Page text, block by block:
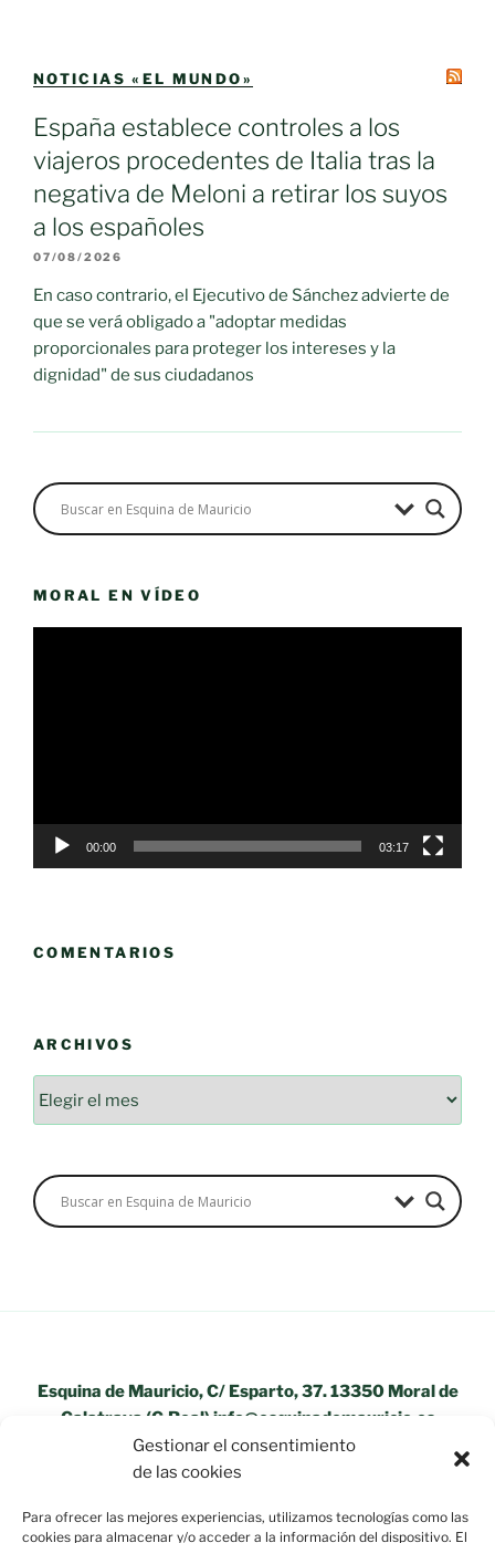
Gestionar el consentimiento
de las cookies
Para ofrecer las mejores experiencias, utilizamos tecnologías como las
cookies para almacenar y/o acceder a la información del dispositivo. El
NOTICIAS «EL MUNDO»
España establece controles a los
viajeros procedentes de Italia tras la
negativa de Meloni a retirar los suyos
a los españoles
07/08/2026
En caso contrario, el Ejecutivo de Sánchez advierte de
que se verá obligado a "adoptar medidas
proporcionales para proteger los intereses y la
dignidad" de sus ciudadanos
MORAL EN VÍDEO
00:00 03:17
COMENTARIOS
ARCHIVOS
Esquina de Mauricio, C/ Esparto, 37. 13350 Moral de
Calatrava (C.Real) info@esquinademauricio.es
«Aviso Legal»